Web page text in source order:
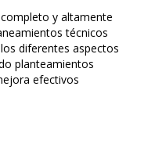
y altamente
técnicos
diferentes aspectos
planteamientos
efectivos